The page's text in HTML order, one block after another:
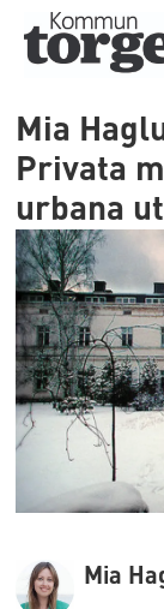
Mia
Privata
urbana
Mia